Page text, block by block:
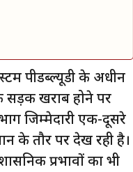
पीडब्ल्यूडी के अधीन
सड़क खराब होने पर
जिम्मेदारी एक-दूसरे
के तौर पर देख रही है।
प्रभावों का भी